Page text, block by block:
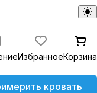
ИзбранноеКорзина
кровать